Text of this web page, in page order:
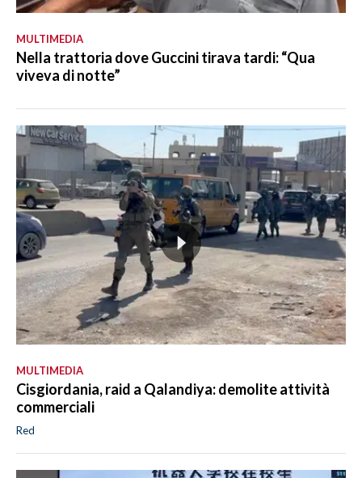
MULTIMEDIA
Nella trattoria dove Guccini tirava tardi: “Qua
viveva di notte”
MULTIMEDIA
Cisgiordania, raid a Qalandiya: demolite attività
commerciali
Red